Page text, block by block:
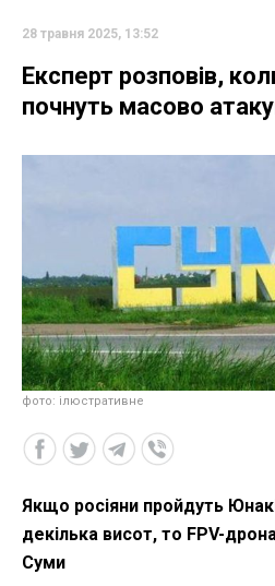
28 травня 2025, 13:52
Експерт розповів,
почнуть масово
фото: ілюстративне
Якщо росіяни пройдуть
декілька висот, то FPV-
Суми